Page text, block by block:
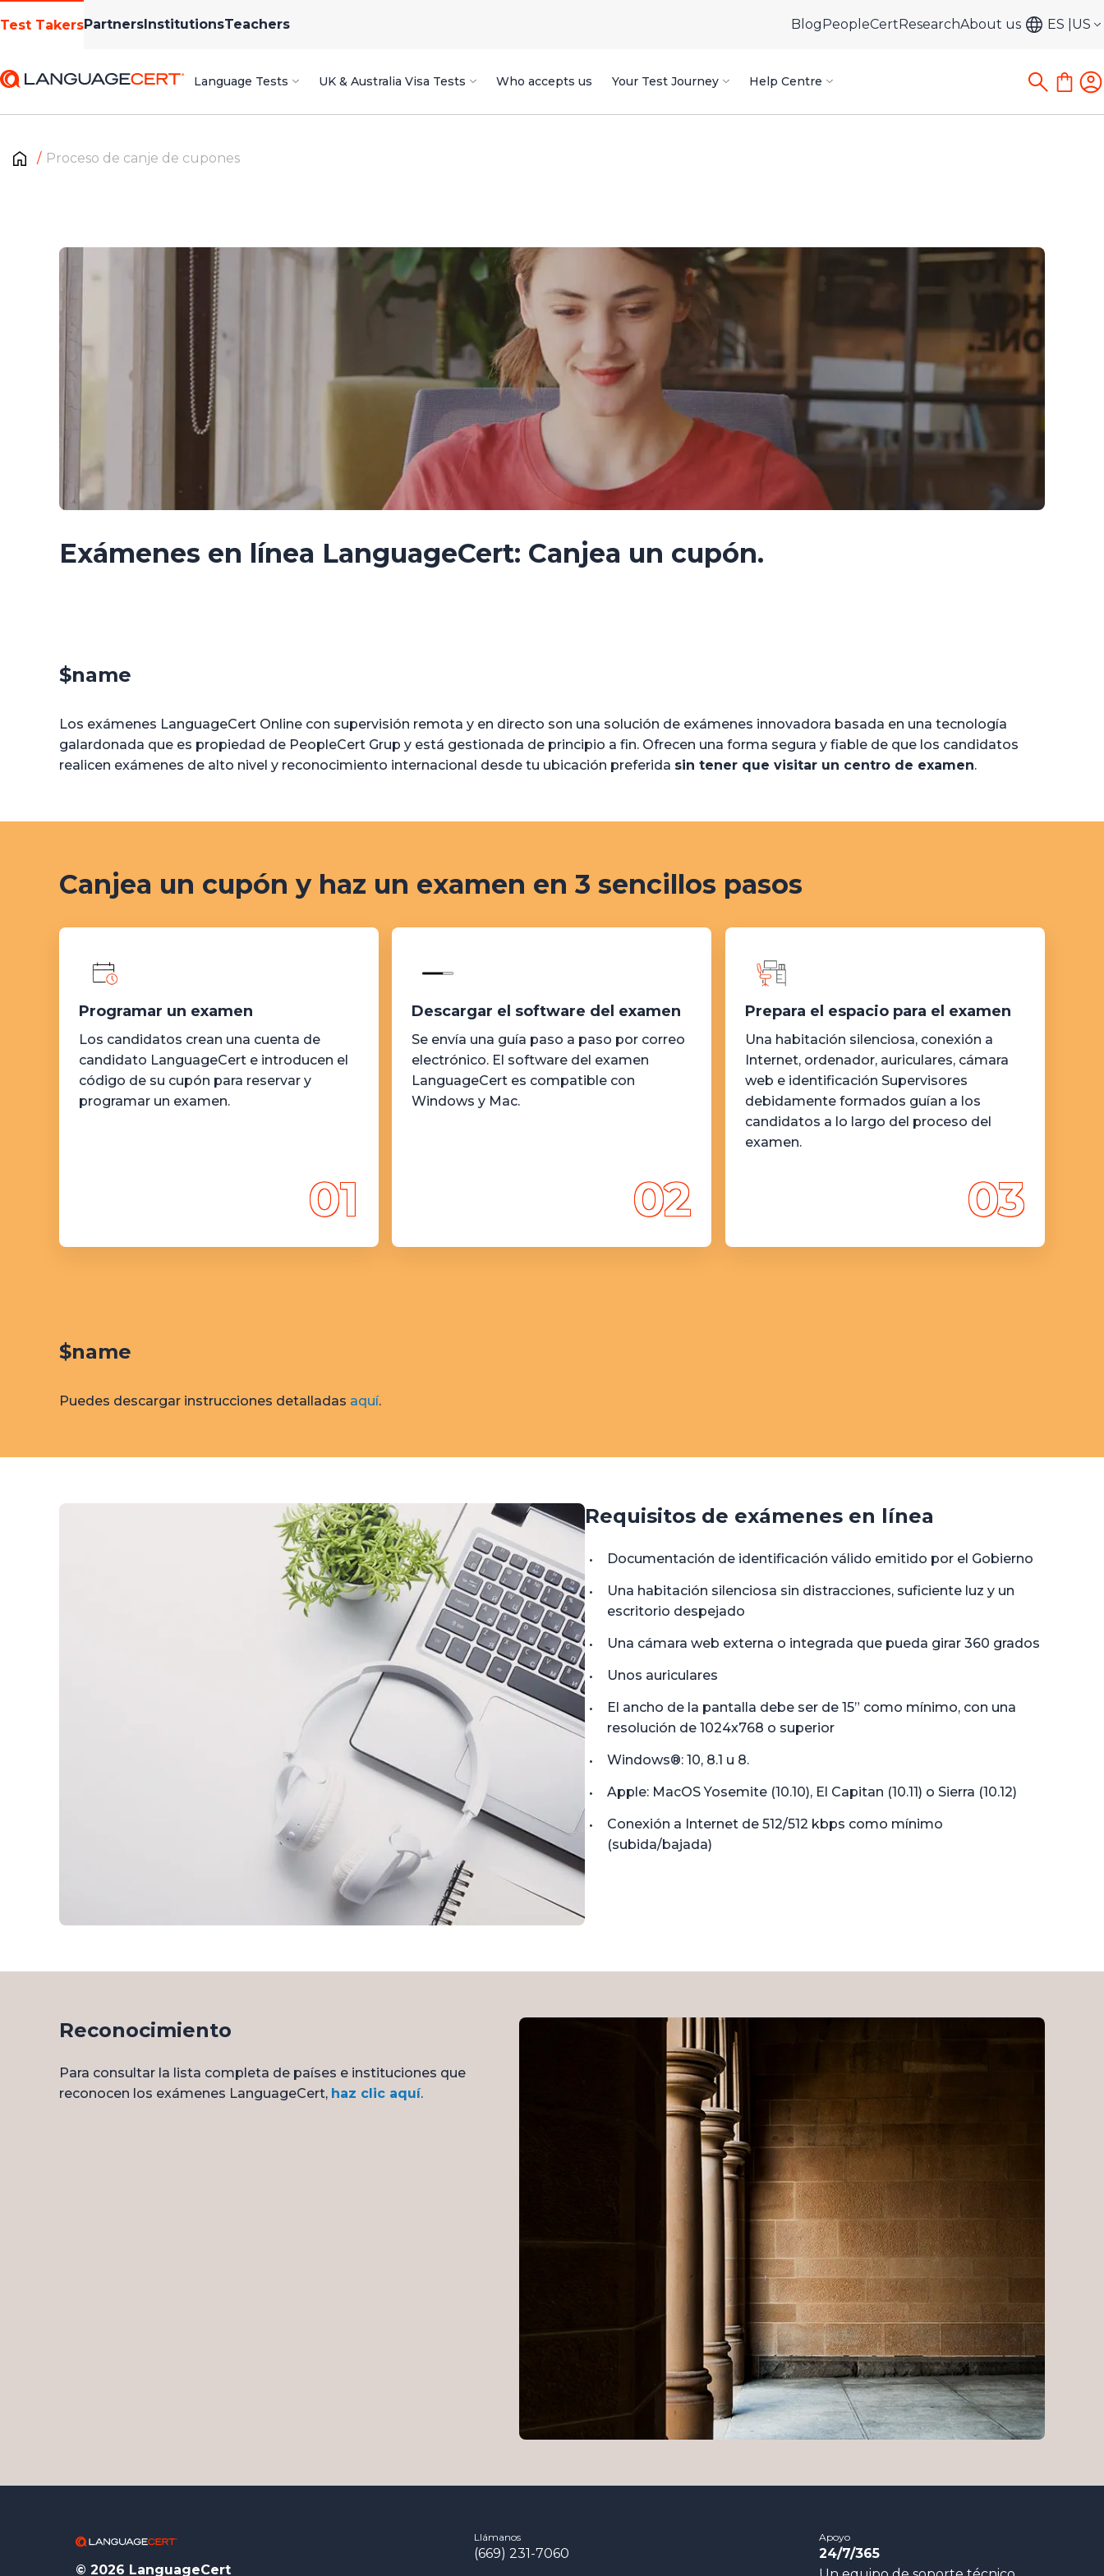
Test TakersPartnersInstitutionsTeachers BlogPeopleCertResearchAbout us ES US
Language Tests UK & Australia Visa Tests Who accepts us Your Test Journey Help Centre
Proceso de canje de cupones
Exámenes en línea LanguageCert: Canjea un cupón.
$name
Los exámenes LanguageCert Online con supervisión remota y en directo son una solución de exámenes innovadora basada en una tecnología
galardonada que es propiedad de PeopleCert Grup y está gestionada de principio a fin. Ofrecen una forma segura y fiable de que los candidatos
realicen exámenes de alto nivel y reconocimiento internacional desde tu ubicación preferida sin tener que visitar un centro de examen.
Canjea un cupón y haz un examen en 3 sencillos pasos
Programar un examen
Los candidatos crean una cuenta de
candidato LanguageCert e introducen el
código de su cupón para reservar y
programar un examen.
01
Descargar el software del examen
Se envía una guía paso a paso por correo
electrónico. El software del examen
LanguageCert es compatible con
Windows y Mac.
02
Prepara el espacio para el examen
Una habitación silenciosa, conexión a
Internet, ordenador, auriculares, cámara
web e identificación Supervisores
debidamente formados guían a los
candidatos a lo largo del proceso del
examen.
03
$name
Puedes descargar instrucciones detalladas aquí.
Requisitos de exámenes en línea
Documentación de identificación válido emitido por el Gobierno
Una habitación silenciosa sin distracciones, suficiente luz y un
escritorio despejado
Una cámara web externa o integrada que pueda girar 360 grados
Unos auriculares
El ancho de la pantalla debe ser de 15” como mínimo, con una
resolución de 1024x768 o superior
Windows®: 10, 8.1 u 8.
Apple: MacOS Yosemite (10.10), El Capitan (10.11) o Sierra (10.12)
Conexión a Internet de 512/512 kbps como mínimo
(subida/bajada)
Reconocimiento
Para consultar la lista completa de países e instituciones que
reconocen los exámenes LanguageCert, haz clic aquí.
© 2026 LanguageCert
Llámanos
(669) 231-7060
Apoyo
24/7/365